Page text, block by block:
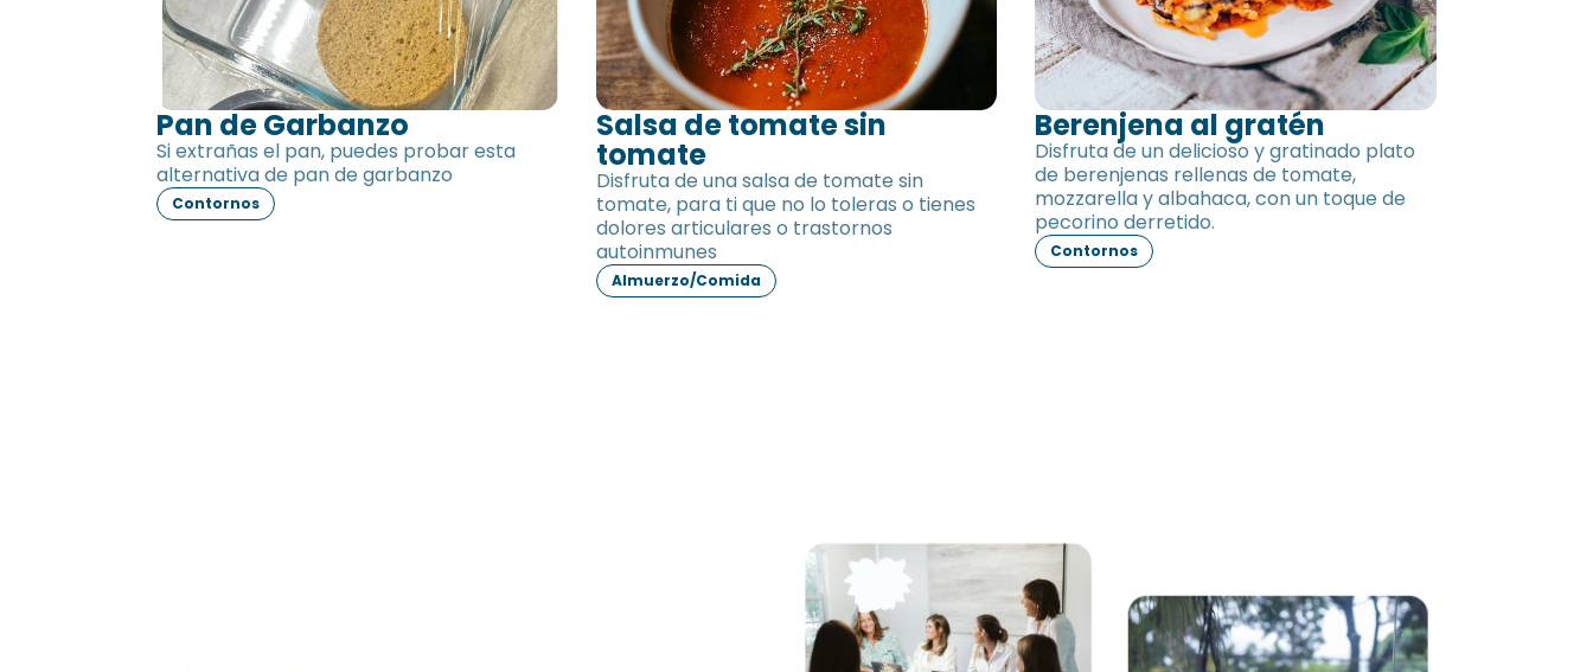
Pan de Garbanzo
Si extrañas el pan, puedes probar esta
alternativa de pan de garbanzo
Contornos
Salsa de tomate sin
tomate
Disfruta de una salsa de tomate sin
tomate, para ti que no lo toleras o tienes
dolores articulares o trastornos
autoinmunes
Almuerzo/Comida
Berenjena al gratén
Disfruta de un delicioso y gratinado plato
de berenjenas rellenas de tomate,
mozzarella y albahaca, con un toque de
pecorino derretido.
Contornos